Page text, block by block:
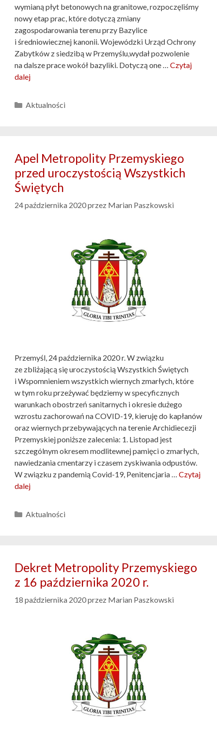
wymianą płyt betonowych na granitowe, rozpoczęliśmy
nowy etap prac, które dotyczą zmiany
zagospodarowania terenu przy Bazylice
i średniowiecznej kanonii. Wojewódzki Urząd Ochrony
Zabytków z siedzibą w Przemyślu,wydał pozwolenie
na dalsze prace wokół bazyliki. Dotyczą one … Czytaj
dalej
Kategorie
Aktualności
Apel Metropolity Przemyskiego
przed uroczystością Wszystkich
Świętych
24 października 2020przez Marian Paszkowski
Przemyśl, 24 października 2020 r. W związku
ze zbliżającą się uroczystością Wszystkich Świętych
i Wspomnieniem wszystkich wiernych zmarłych, które
w tym roku przeżywać będziemy w specyficznych
warunkach obostrzeń sanitarnych i okresie dużego
wzrostu zachorowań na COVID-19, kieruję do kapłanów
oraz wiernych przebywających na terenie Archidiecezji
Przemyskiej poniższe zalecenia: 1. Listopad jest
szczególnym okresem modlitewnej pamięci o zmarłych,
nawiedzania cmentarzy i czasem zyskiwania odpustów.
W związku z pandemią Covid-19, Penitencjaria … Czytaj
dalej
Kategorie
Aktualności
Dekret Metropolity Przemyskiego
z 16 października 2020 r.
18 października 2020przez Marian Paszkowski